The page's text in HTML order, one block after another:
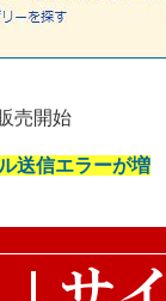
売開始
送信エラーが増